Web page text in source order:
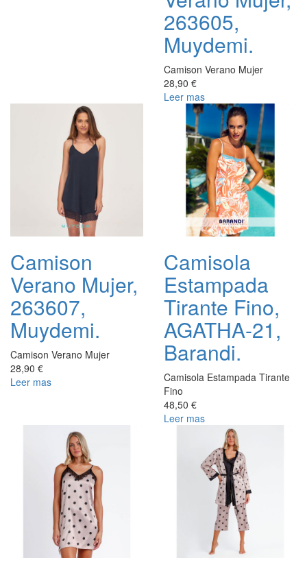
263605,
Muydemi.
Camison Verano Mujer
28,90 €
Leer mas
Camison
Verano Mujer,
263607,
Muydemi.
Camison Verano Mujer
28,90 €
Leer mas
Camisola
Estampada
Tirante Fino,
AGATHA-21,
Barandi.
Camisola Estampada Tirante
Fino
48,50 €
Leer mas